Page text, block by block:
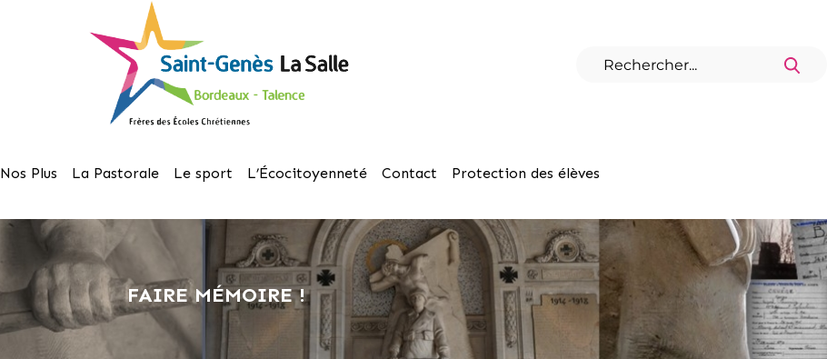
Nos Plus La Pastorale Le sport L’Écocitoyenneté Contact Protection des élèves
FAIRE MÉMOIRE !